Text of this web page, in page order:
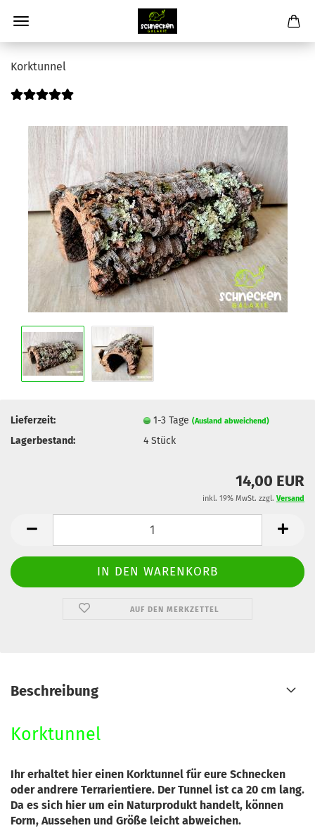
Korktunnel
Lieferzeit: 1-3 Tage(Ausland abweichend)
Lagerbestand: 4Stück
14,00 EUR
inkl. 19% MwSt. zzgl. Versand
AUF DEN MERKZETTEL
Beschreibung
Korktunnel
Ihr erhaltet hier einen Korktunnel für eure Schnecken
oder andrere Terrarientiere. Der Tunnel ist ca 20 cm lang.
Da es sich hier um ein Naturprodukt handelt, können
Form, Aussehen und Größe leicht abweichen.